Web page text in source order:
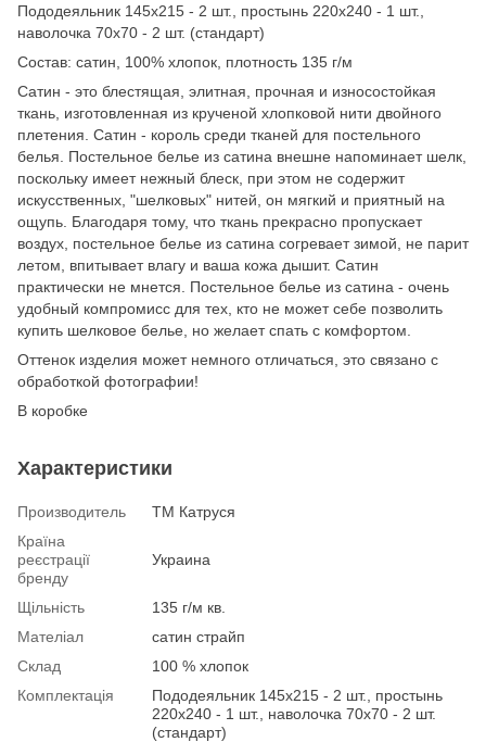
Пододеяльник 145х215 - 2 шт., простынь 220х240 - 1 шт.,
наволочка 70х70 - 2 шт. (стандарт)
Состав: сатин, 100% хлопок, плотность 135 г/м
Сатин - это блестящая, элитная, прочная и износостойкая
ткань, изготовленная из крученой хлопковой нити двойного
плетения. Сатин - король среди тканей для постельного
белья. Постельное белье из сатина внешне напоминает шелк,
поскольку имеет нежный блеск, при этом не содержит
искусственных, "шелковых" нитей, он мягкий и приятный на
ощупь. Благодаря тому, что ткань прекрасно пропускает
воздух, постельное белье из сатина согревает зимой, не парит
летом, впитывает влагу и ваша кожа дышит. Сатин
практически не мнется. Постельное белье из сатина - очень
удобный компромисс для тех, кто не может себе позволить
купить шелковое белье, но желает спать с комфортом.
Оттенок изделия может немного отличаться, это связано с
обработкой фотографии!
В коробке
Характеристики
Производитель
ТМ Катруся
Країна
реєстрації
бренду
Украина
Щільність
135 г/м кв.
Мателіал
сатин страйп
Склад
100 % хлопок
Комплектація
Пододеяльник 145х215 - 2 шт., простынь
220х240 - 1 шт., наволочка 70х70 - 2 шт.
(стандарт)